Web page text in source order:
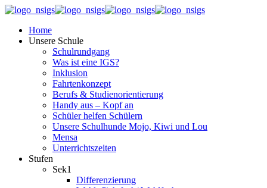
Home
Unsere Schule
Schulrundgang
Was ist eine IGS?
Inklusion
Fahrtenkonzept
Berufs & Studienorientierung
Handy aus – Kopf an
Schüler helfen Schülern
Unsere Schulhunde Mojo, Kiwi und Lou
Mensa
Unterrichtszeiten
Stufen
Sek1
Differenzierung